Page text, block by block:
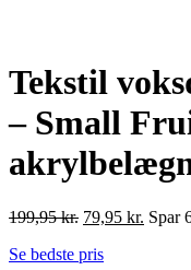
Tekstil
– Small
199,95kr. Den
pris
79,95 kr. Den
Spar
Se bedste pris